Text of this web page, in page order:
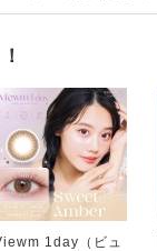
1day（ビュ